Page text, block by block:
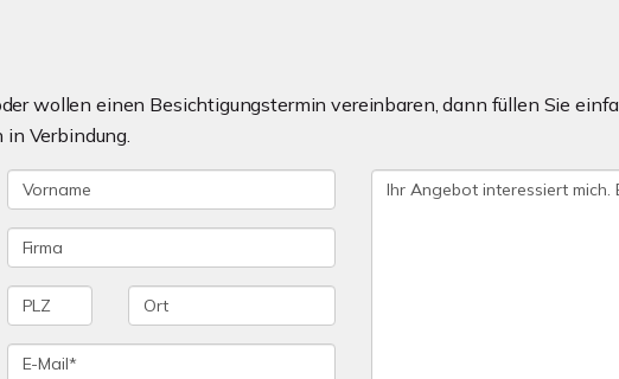
wollen einen Besichtigungstermin vereinbaren, dann füllen Sie
Verbindung.